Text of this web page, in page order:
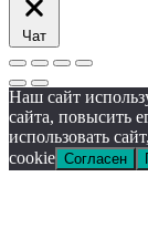
Чат
Наш сайт
сайта, повысить
использовать
cookie Согласен